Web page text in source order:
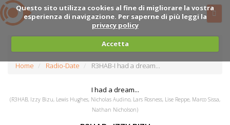
Questo sito utilizza cookies al fine di migliorare la vostra
esperienza di navigazione. Per saperne di più leggi la
privacy policy
Accetta
Home Radio-Date R3HAB-I had a dream...
I had a dream...
(R3HAB, Izzy Bizu, Lewis Hughes, Nicholas Audino, Lars Rosness, Lise Reppe, Marco Sissa,
Nathan Nicholson)